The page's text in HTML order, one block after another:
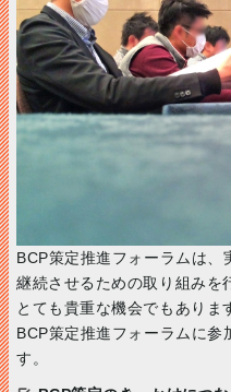
BCP策定推進フォーラムは、
継続させるための取り組みを
とても貴重な機会でもありま
BCP策定推進フォーラムに
す。